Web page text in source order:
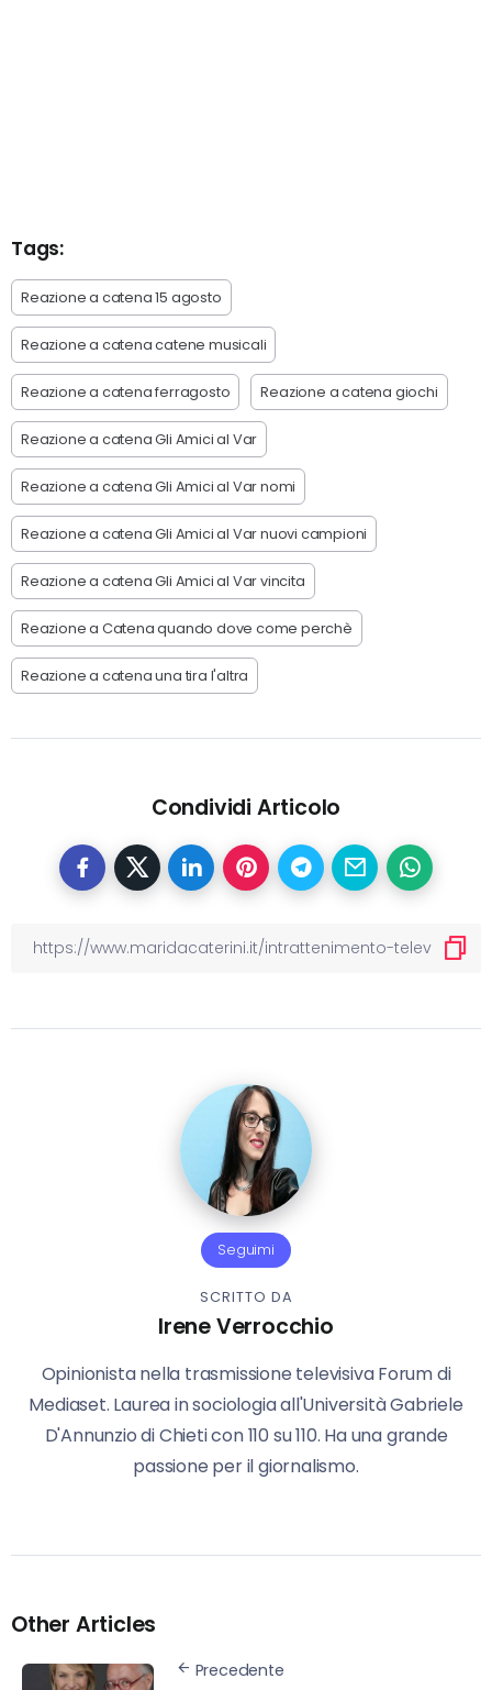
Tags:
Reazione a catena 15 agosto
Reazione a catena catene musicali
Reazione a catena ferragosto Reazione a catena giochi
Reazione a catena Gli Amici al Var
Reazione a catena Gli Amici al Var nomi
Reazione a catena Gli Amici al Var nuovi campioni
Reazione a catena Gli Amici al Var vincita
Reazione a Catena quando dove come perchè
Reazione a catena una tira l'altra
Condividi Articolo
Seguimi
SCRITTO DA
Irene Verrocchio
Opinionista nella trasmissione televisiva Forum di
Mediaset. Laurea in sociologia all'Università Gabriele
D'Annunzio di Chieti con 110 su 110. Ha una grande
passione per il giornalismo.
Other Articles
Precedente